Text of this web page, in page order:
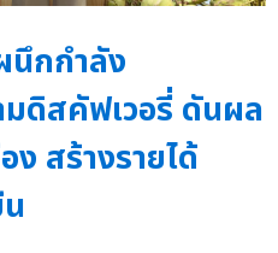
นึกกำลัง
มดิสคัฟเวอรี่ ดันผล
ง สร้างรายได้